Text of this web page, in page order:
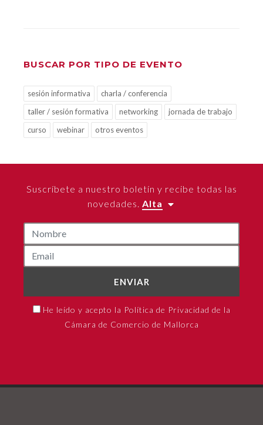
BUSCAR POR TIPO DE EVENTO
sesión informativa
charla / conferencia
taller / sesión formativa
networking
jornada de trabajo
curso
webinar otros eventos
Suscríbete a nuestro boletín y recibe todas las
novedades. Alta
ENVIAR
He leído y acepto la Política de Privacidad de la
Cámara de Comercio de Mallorca